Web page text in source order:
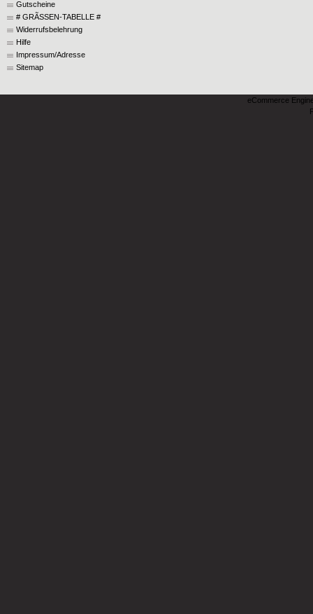
Gutscheine
# GRÃSSEN-TABELLE #
Widerrufsbelehrung
Hilfe
Impressum/Adresse
Sitemap
eCommerce